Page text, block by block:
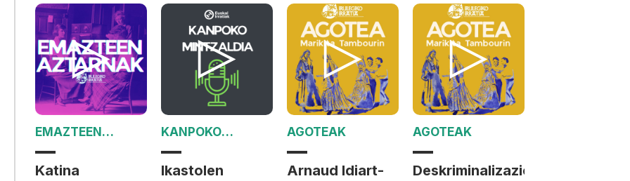
EMAZTEEN
AZTARNAK
Katina
KANPOKO
MINTZALDIA
Ikastolen
AGOTEAK
Arnaud Idiart-
AGOTEAK
Deskriminalizazioa